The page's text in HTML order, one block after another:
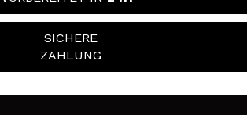
SICHERE
ZAHLUNG